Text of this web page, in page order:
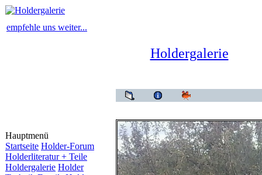
empfehle uns weiter...
Hauptmenü
Startseite Holder-Forum
Holderliteratur + Teile
Holdergalerie Holder
Holdergalerie